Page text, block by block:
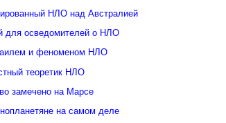
НЛО над Австралией
для осведомителей о НЛО
и феноменом НЛО
теоретик НЛО
замечено на Марсе
на самом деле